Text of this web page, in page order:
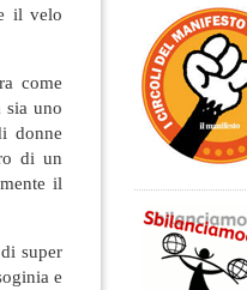
il velo
come
sia uno
donne
di un
il
super
e